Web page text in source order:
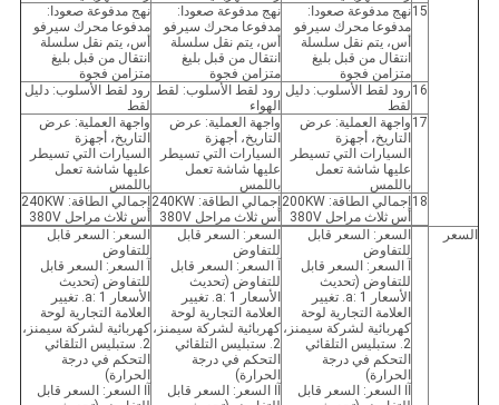
15نهج مدفوعة صعودا:
مدفوعا محرك سيرفو
أس، يتم نقل سلسلة
انتقال من قبل بليغ
متزامن فجوة
نهج مدفوعة صعودا:
مدفوعا محرك سيرفو
أس، يتم نقل سلسلة
انتقال من قبل بليغ
متزامن فجوة
نهج مدفوعة صعودا:
مدفوعا محرك سيرفو
أس، يتم نقل سلسلة
انتقال من قبل بليغ
متزامن فجوة
16 رود لقط الأسلوب: دليل
لقط
رود لقط الأسلوب: لقط
الهواء
رود لقط الأسلوب: دليل
لقط
17 واجهة العملية: عرض
التاريخ، أجهزة
السيارات التي تسيطر
عليها شاشة تعمل
باللمس
واجهة العملية: عرض
التاريخ، أجهزة
السيارات التي تسيطر
عليها شاشة تعمل
باللمس
واجهة العملية: عرض
التاريخ، أجهزة
السيارات التي تسيطر
عليها شاشة تعمل
باللمس
18
إجمالي الطاقة: 200KW
أس ثلاث مراحل 380V
إجمالي الطاقة: 240KW
أس ثلاث مراحل 380V
إجمالي الطاقة: 240KW
أس ثلاث مراحل 380V
السعر
السعر: السعر قابل
للتفاوض
آ السعر: السعر قابل
للتفاوض (تحديث
الأسعار a: 1. تغيير
العلامة التجارية لوحة
كهربائية لشركة سيمنز،
2. ستبليس التلقائي
التحكم في درجة
الحرارة)
آا السعر: السعر قابل
السعر: السعر قابل
للتفاوض
آ السعر: السعر قابل
للتفاوض (تحديث
الأسعار a: 1. تغيير
العلامة التجارية لوحة
كهربائية لشركة سيمنز،
2. ستبليس التلقائي
التحكم في درجة
الحرارة)
آا السعر: السعر قابل
السعر: السعر قابل
للتفاوض
آ السعر: السعر قابل
للتفاوض (تحديث
الأسعار a: 1. تغيير
العلامة التجارية لوحة
كهربائية لشركة سيمنز،
2. ستبليس التلقائي
التحكم في درجة
الحرارة)
آا السعر: السعر قابل